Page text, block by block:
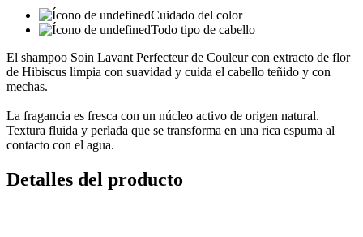
Cuidado del color
Todo tipo de cabello
El shampoo Soin Lavant Perfecteur de Couleur con extracto de flor
de Hibiscus limpia con suavidad y cuida el cabello teñido y con
mechas.
La fragancia es fresca con un núcleo activo de origen natural.
Textura fluida y perlada que se transforma en una rica espuma al
contacto con el agua.
Detalles del producto